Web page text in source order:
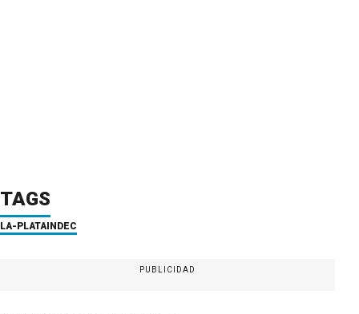
TAGS
LA-PLATA INDEC
PUBLICIDAD